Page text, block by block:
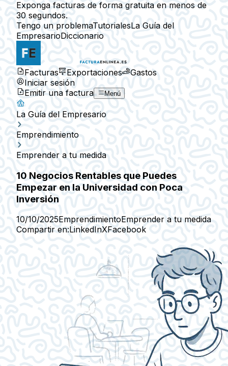
Exponga facturas de forma gratuita en menos de
30 segundos.
Tengo un problemaTutorialesLa Guía del
EmpresarioDiccionario
Facturas Exportaciones
Gastos
Iniciar sesión
Emitir una factura
Menú
La Guía del Empresario
Emprendimiento
Emprender a tu medida
10 Negocios Rentables que Puedes
Empezar en la Universidad con Poca
Inversión
10/10/2025EmprendimientoEmprender a tu medida
Compartir en:LinkedInXFacebook